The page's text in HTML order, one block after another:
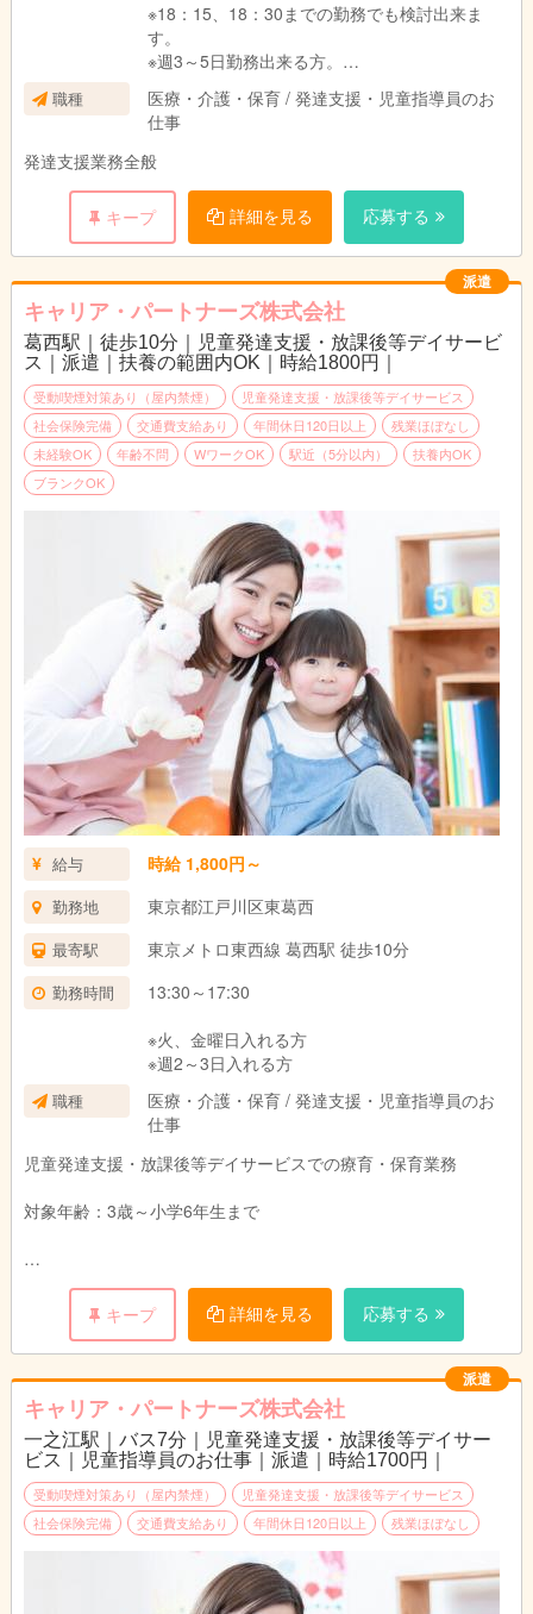
※18：15、18：30までの勤務でも検討出来ま
す。
※週3～5日勤務出来る方。
※フルタイム勤務も検討出来ます。
※曜日、時間についてはお問合せ下さい
職種
医療・介護・保育 / 発達支援・児童指導員のお
仕事
発達支援業務全般
キープ 詳細を見る 応募する
派遣
キャリア・パートナーズ株式会社
葛西駅｜徒歩10分｜児童発達支援・放課後等デイサービ
ス｜派遣｜扶養の範囲内OK｜時給1800円｜
受動喫煙対策あり（屋内禁煙）
児童発達支援・放課後等デイサービス
社会保険完備
交通費支給あり 年間休日120日以上
残業ほぼなし
未経験OK
年齢不問 WワークOK 駅近（5分以内）
扶養内OK
ブランクOK
給与 時給 1,800円～
勤務地 東京都江戸川区東葛西
最寄駅 東京メトロ東西線 葛西駅 徒歩10分
勤務時間
13:30～17:30
※火、金曜日入れる方
※週2～3日入れる方
職種
医療・介護・保育 / 発達支援・児童指導員のお
仕事
児童発達支援・放課後等デイサービスでの療育・保育業務
対象年齢：3歳～小学6年生まで
今回の募集は、基本的に金曜日のみだけの週1日のお仕事です
が、もう少し日数を増やして働きたい方のご相談も受け付けてお
ります。
また、発達支援のお仕事に興味はあるけど、続けていけるかご不
安な方にも是非チャレンジしていただきたいです。
週1日の勤務ですので、お試し的な勤務のスタートでも大丈夫で
すので、少しでも興味がありましたら、是非ご応募ください。
キープ 詳細を見る 応募する
派遣
キャリア・パートナーズ株式会社
一之江駅｜バス7分｜児童発達支援・放課後等デイサー
ビス｜児童指導員のお仕事｜派遣｜時給1700円｜
受動喫煙対策あり（屋内禁煙）
児童発達支援・放課後等デイサービス
社会保険完備
交通費支給あり 年間休日120日以上 残業ほぼなし